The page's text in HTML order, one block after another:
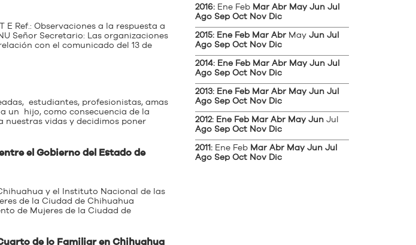
T E Ref.: Observaciones a la respuesta a
Señor Secretario: Las organizaciones
con el comunicado del 13 de
estudiantes, profesionistas, amas
un hijo, como consecuencia de la
nuestras vidas y decidimos poner
el Gobierno del Estado de
y el Instituto Nacional de las
de la Ciudad de Chihuahua
de Mujeres de la Ciudad de
de lo Familiar en Chihuahua
2016: Ene Feb Mar Abr May Jun Jul
Ago Sep Oct Nov Dic
2015: Ene Feb Mar Abr May Jun Jul
Ago Sep Oct Nov Dic
2014: Ene Feb Mar Abr May Jun Jul
Ago Sep Oct Nov Dic
2013: Ene Feb Mar Abr May Jun Jul
Ago Sep Oct Nov Dic
2012: Ene Feb Mar Abr May Jun Jul
Ago Sep Oct Nov Dic
2011: Ene Feb Mar Abr May Jun Jul
Ago Sep Oct Nov Dic